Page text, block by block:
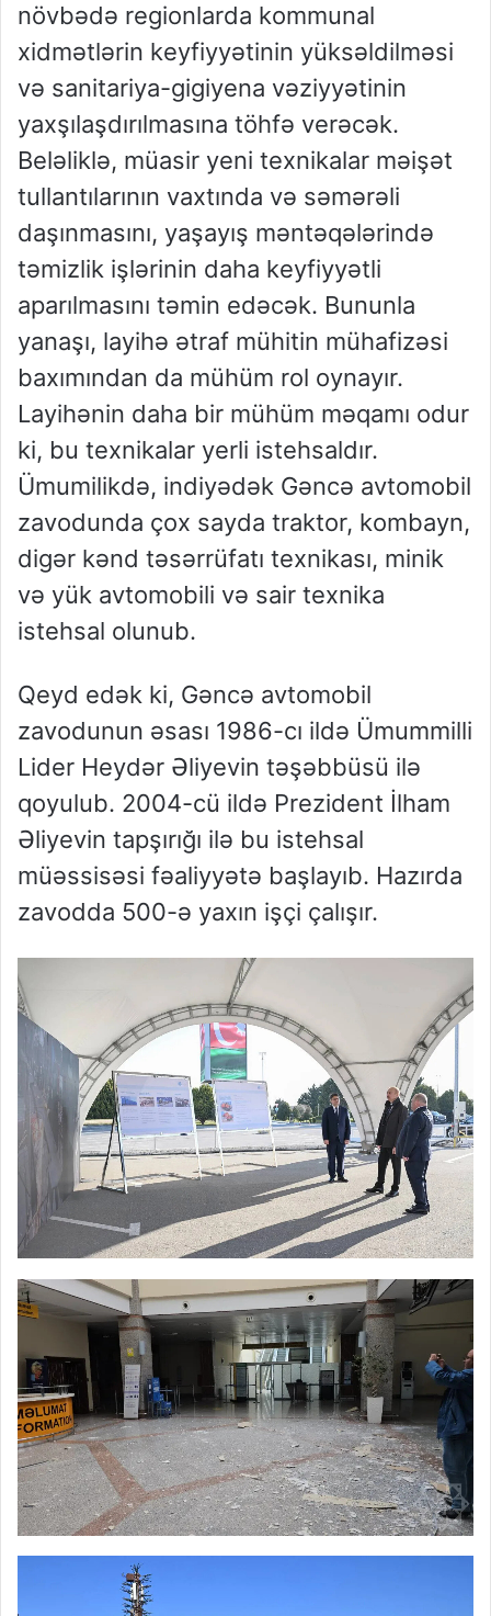
növbədə regionlarda kommunal
xidmətlərin keyfiyyətinin yüksəldilməsi
və sanitariya-gigiyena vəziyyətinin
yaxşılaşdırılmasına töhfə verəcək.
Beləliklə, müasir yeni texnikalar məişət
tullantılarının vaxtında və səmərəli
daşınmasını, yaşayış məntəqələrində
təmizlik işlərinin daha keyfiyyətli
aparılmasını təmin edəcək. Bununla
yanaşı, layihə ətraf mühitin mühafizəsi
baxımından da mühüm rol oynayır.
Layihənin daha bir mühüm məqamı odur
ki, bu texnikalar yerli istehsaldır.
Ümumilikdə, indiyədək Gəncə avtomobil
zavodunda çox sayda traktor, kombayn,
digər kənd təsərrüfatı texnikası, minik
və yük avtomobili və sair texnika
istehsal olunub.
Qeyd edək ki, Gəncə avtomobil
zavodunun əsası 1986-cı ildə Ümummilli
Lider Heydər Əliyevin təşəbbüsü ilə
qoyulub. 2004-cü ildə Prezident İlham
Əliyevin tapşırığı ilə bu istehsal
müəssisəsi fəaliyyətə başlayıb. Hazırda
zavodda 500-ə yaxın işçi çalışır.